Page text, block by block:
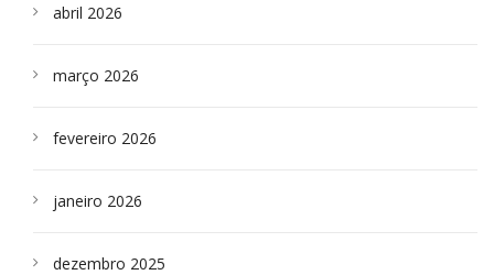
abril 2026
março 2026
fevereiro 2026
janeiro 2026
dezembro 2025